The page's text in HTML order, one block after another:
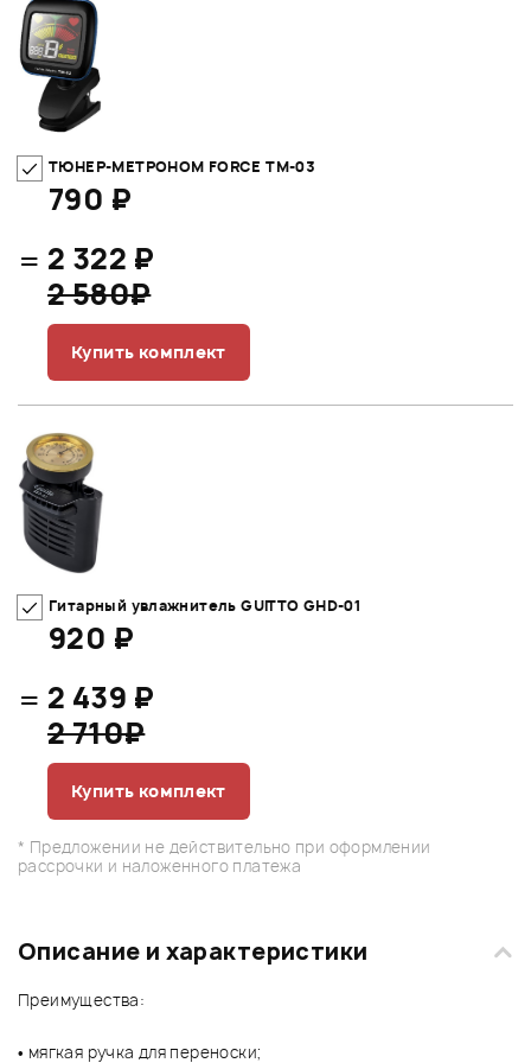
ТЮНЕР-МЕТРОНОМ FORCE TM-03
790 ₽
= 2 322 ₽
2 580₽
Купить комплект
Гитарный увлажнитель GUITTO GHD-01
920 ₽
= 2 439 ₽
2 710₽
Купить комплект
* Предложении не действительно при оформлении
рассрочки и наложенного платежа
Описание и характеристики
Преимущества:
• мягкая ручка для переноски;